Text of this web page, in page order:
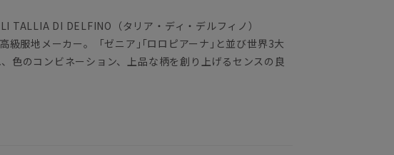
TALLIA DI DELFINO（タリア・ディ・デルフィノ）
級服地メーカー。「ゼニア｣｢ロロピアーナ｣と並び世界3大
色のコンビネーション、上品な柄を創り上げるセンスの良